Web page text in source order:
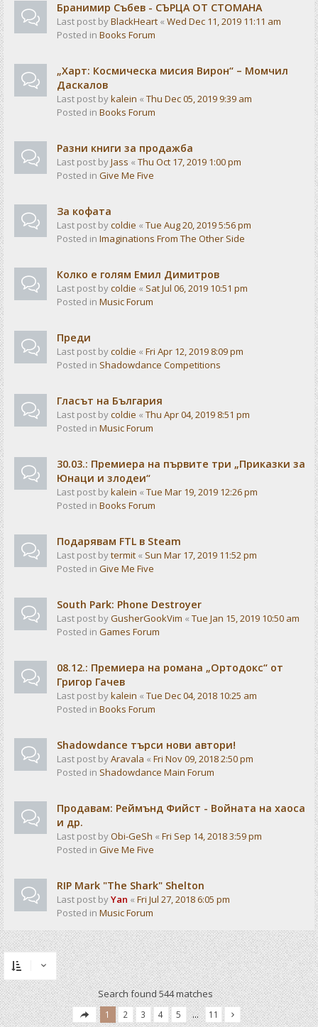
Бранимир Събев - СЪРЦА ОТ СТОМАНА
Last post byBlackHeart « Wed Dec 11, 2019 11:11 am
Posted in Books Forum
„Харт: Космическа мисия Вирон“ – Момчил
Даскалов
Last post bykalein « Thu Dec 05, 2019 9:39 am
Posted in Books Forum
Разни книги за продажба
Last post byJass « Thu Oct 17, 2019 1:00 pm
Posted in Give Me Five
За кофата
Last post bycoldie « Tue Aug 20, 2019 5:56 pm
Posted in Imaginations From The Other Side
Колко е голям Емил Димитров
Last post bycoldie « Sat Jul 06, 2019 10:51 pm
Posted in Music Forum
Преди
Last post bycoldie « Fri Apr 12, 2019 8:09 pm
Posted in Shadowdance Competitions
Гласът на България
Last post bycoldie « Thu Apr 04, 2019 8:51 pm
Posted in Music Forum
30.03.: Премиера на първите три „Приказки за
Юнаци и злодеи“
Last post bykalein « Tue Mar 19, 2019 12:26 pm
Posted in Books Forum
Подарявам FTL в Steam
Last post bytermit « Sun Mar 17, 2019 11:52 pm
Posted in Give Me Five
South Park: Phone Destroyer
Last post byGusherGookVim « Tue Jan 15, 2019 10:50 am
Posted in Games Forum
08.12.: Премиера на романа „Ортодокс“ от
Григор Гачев
Last post bykalein « Tue Dec 04, 2018 10:25 am
Posted in Books Forum
Shadowdance търси нови автори!
Last post byAravala « Fri Nov 09, 2018 2:50 pm
Posted in Shadowdance Main Forum
Продавам: Реймънд Фийст - Войната на хаоса
и др.
Last post byObi-GeSh « Fri Sep 14, 2018 3:59 pm
Posted in Give Me Five
RIP Mark "The Shark" Shelton
Last post byYan « Fri Jul 27, 2018 6:05 pm
Posted in Music Forum
Search found 544 matches
1 2 3 4 5 … 11